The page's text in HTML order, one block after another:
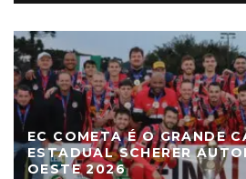
EC COMETA É O GRANDE
ESTADUAL SCHERER
OESTE 2026